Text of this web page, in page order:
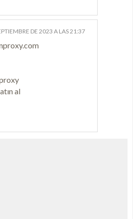
DE 2023 A LAS 21:37
al